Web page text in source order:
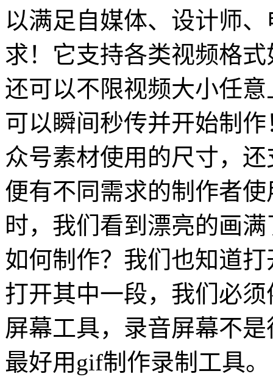
以满足自媒体、设计师
求！它支持各类视频格
还可以不限视频大小任
可以瞬间秒传并开始制
众号素材使用的尺寸，
便有不同需求的制作者
时，我们看到漂亮的画
如何制作？我们也知道
打开其中一段，我们必
屏幕工具，录音屏幕不
最好用gif制作录制工具